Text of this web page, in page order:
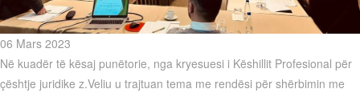
06 Mars 2023
Në kuadër të kësaj punëtorie, nga kryesuesi i Këshillit Profesional për
çështje juridike z.Veliu u trajtuan tema me rendësi për shërbimin me